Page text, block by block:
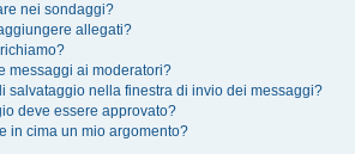
nei sondaggi?
allegati?
messaggi ai moderatori?
salvataggio nella finestra di invio dei messaggi?
deve essere approvato?
in cima un mio argomento?